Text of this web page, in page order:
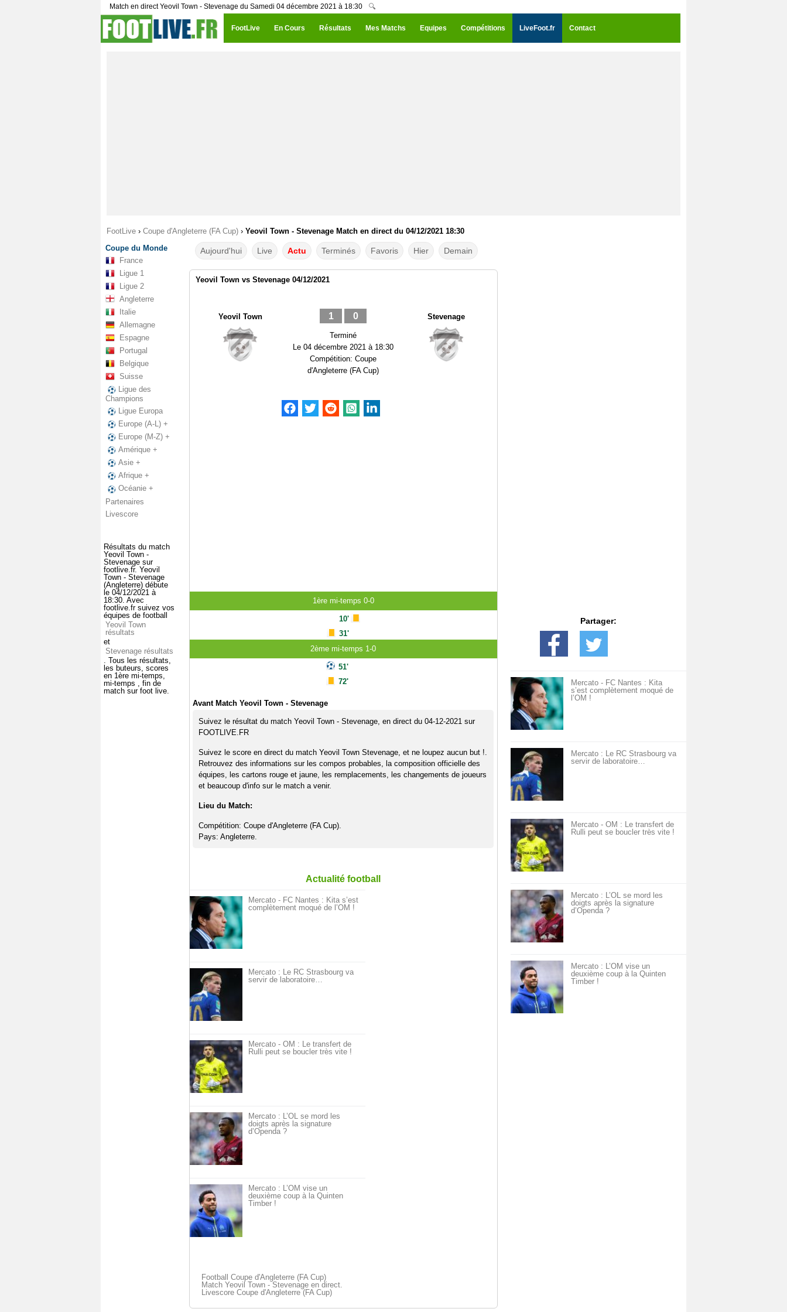
Match en direct Yeovil Town - Stevenage du Samedi 04 décembre 2021 à 18:30 🔍
FootLive En Cours Résultats Mes Matchs Equipes Compétitions LiveFoot.fr Contact
FootLive › Coupe d'Angleterre (FA Cup) › Yeovil Town - Stevenage Match en direct du 04/12/2021 18:30
Coupe du Monde
France
Ligue 1
Ligue 2
Angleterre
Italie
Allemagne
Espagne
Portugal
Belgique
Suisse
Ligue des
Champions
Ligue Europa
Europe (A-L) +
Europe (M-Z) +
Amérique +
Asie +
Afrique +
Océanie +
Partenaires
Livescore
Résultats du match
Yeovil Town -
Stevenage sur
footlive.fr. Yeovil
Town - Stevenage
(Angleterre) débute
le 04/12/2021 à
18:30. Avec
footlive.fr suivez vos
équipes de football
Yeovil Town
résultats
et
Stevenage résultats
. Tous les résultats,
les buteurs, scores
en 1ère mi-temps,
mi-temps , fin de
match sur foot live.
Aujourd'hui Live Actu Terminés Favoris Hier Demain
Yeovil Town vs Stevenage 04/12/2021
Yeovil Town 1 0
Terminé
Le 04 décembre 2021 à 18:30
Compétition: Coupe
d'Angleterre (FA Cup)
Stevenage
1ère mi-temps 0-0
10'
31'
2ème mi-temps 1-0
51'
72'
Avant Match Yeovil Town - Stevenage
Suivez le résultat du match Yeovil Town - Stevenage, en direct du 04-12-2021 sur
FOOTLIVE.FR
Suivez le score en direct du match Yeovil Town Stevenage, et ne loupez aucun but !.
Retrouvez des informations sur les compos probables, la composition officielle des
équipes, les cartons rouge et jaune, les remplacements, les changements de joueurs
et beaucoup d'info sur le match a venir.
Lieu du Match:
Compétition: Coupe d'Angleterre (FA Cup).
Pays: Angleterre.
Actualité football
Mercato - FC Nantes : Kita s’est
complètement moqué de l’OM !
Mercato : Le RC Strasbourg va
servir de laboratoire…
Mercato - OM : Le transfert de
Rulli peut se boucler très vite !
Mercato : L’OL se mord les
doigts après la signature
d’Openda ?
Mercato : L’OM vise un
deuxième coup à la Quinten
Timber !
Football Coupe d'Angleterre (FA Cup)
Match Yeovil Town - Stevenage en direct.
Livescore Coupe d'Angleterre (FA Cup)
Partager:
Mercato - FC Nantes : Kita
s’est complètement moqué de
l’OM !
Mercato : Le RC Strasbourg va
servir de laboratoire…
Mercato - OM : Le transfert de
Rulli peut se boucler très vite !
Mercato : L’OL se mord les
doigts après la signature
d’Openda ?
Mercato : L’OM vise un
deuxième coup à la Quinten
Timber !